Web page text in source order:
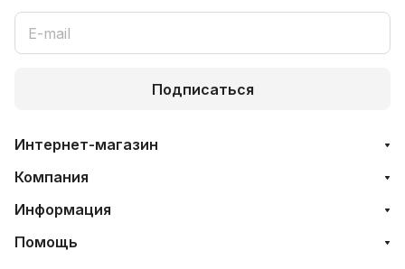
Подписаться
Интернет-магазин
Компания
Информация
Помощь